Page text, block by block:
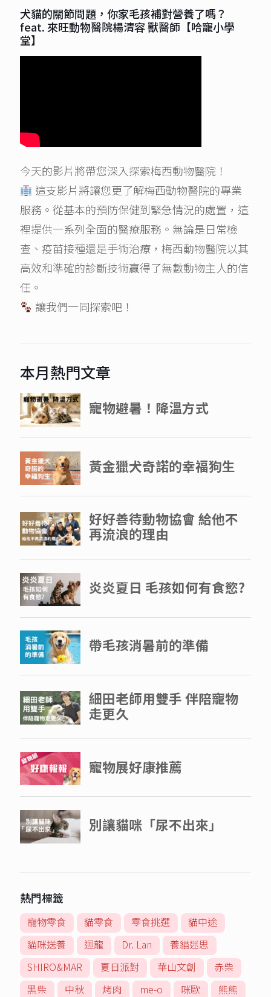
犬貓的關節問題，你家毛孩補對營養了嗎？
feat. 來旺動物醫院楊清容 獸醫師【哈寵小學
堂】
今天的影片將帶您深入探索梅西動物醫院！
這支影片將讓您更了解梅西動物醫院的專業
服務。從基本的預防保健到緊急情況的處置，這
裡提供一系列全面的醫療服務。無論是日常檢
查、疫苗接種還是手術治療，梅西動物醫院以其
高效和準確的診斷技術贏得了無數動物主人的信
任。
讓我們一同探索吧！
本月熱門文章
熱門標籤
寵物零食 貓零食 零食挑選
貓中途
貓咪送養
迴龍 Dr. Lan
養貓迷思
SHIRO&MAR
夏日派對 華山文創
赤柴
黑柴
中秋 烤肉 me-o 咪歐
熊熊